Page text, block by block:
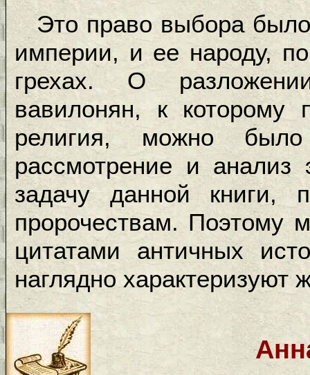
Это право выбора
империи, и ее народу,
грехах. О
вавилонян, к которому
религия, можно
рассмотрение и
задачу данной книги,
пророчествам. Поэтому
цитатами античных
наглядно характеризуют